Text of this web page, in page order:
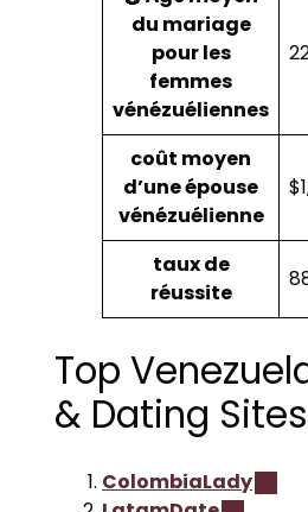
du mariage
pour les
femmes
vénézuéliennes
coût moyen
d’une épouse
vénézuélienne
taux de
réussite
Top
& Dating Sites
ColombiaLady